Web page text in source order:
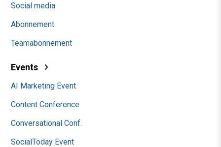
Social media
Abonnement
Teamabonnement
Events
AI Marketing Event
Content Conference
Conversational Conf.
SocialToday Event